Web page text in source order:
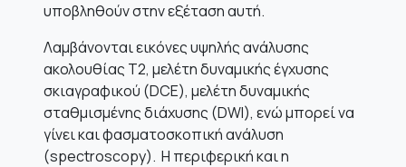
υποβληθούν στην εξέταση αυτή.
Λαμβάνονται εικόνες υψηλής ανάλυσης
ακολουθίας T2, μελέτη δυναμικής έγχυσης
σκιαγραφικού (DCE), μελέτη δυναμικής
σταθμισμένης διάχυσης (DWI), ενώ μπορεί να
γίνει και φασματοσκοπική ανάλυση
(spectroscopy). Η περιφερική και η